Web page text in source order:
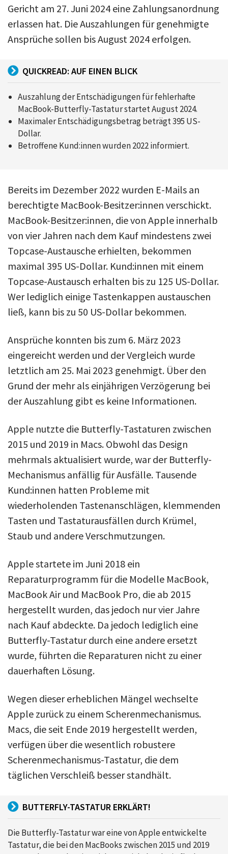
Gericht am 27. Juni 2024 eine Zahlungsanordnung
erlassen hat. Die Auszahlungen für genehmigte
Ansprüche sollen bis August 2024 erfolgen.
QUICKREAD: AUF EINEN BLICK
Auszahlung der Entschädigungen für fehlerhafte
MacBook-Butterfly-Tastatur startet August 2024.
Maximaler Entschädigungsbetrag beträgt 395 US-
Dollar.
Betroffene Kund:innen wurden 2022 informiert.
Bereits im Dezember 2022 wurden E-Mails an
berechtigte MacBook-Besitzer:innen verschickt.
MacBook-Besitzer:innen, die von Apple innerhalb
von vier Jahren nach dem Kauf mindestens zwei
Topcase-Austausche erhielten, bekommen
maximal 395 US-Dollar. Kund:innen mit einem
Topcase-Austausch erhalten bis zu 125 US-Dollar.
Wer lediglich einige Tastenkappen austauschen
ließ, kann bis zu 50 US-Dollar bekommen.
Ansprüche konnten bis zum 6. März 2023
eingereicht werden und der Vergleich wurde
letztlich am 25. Mai 2023 genehmigt. Über den
Grund der mehr als einjährigen Verzögerung bei
der Auszahlung gibt es keine Informationen.
Apple nutzte die Butterfly-Tastaturen zwischen
2015 und 2019 in Macs. Obwohl das Design
mehrmals aktualisiert wurde, war der Butterfly-
Mechanismus anfällig für Ausfälle. Tausende
Kund:innen hatten Probleme mit
wiederholenden Tastenanschlägen, klemmenden
Tasten und Tastaturausfällen durch Krümel,
Staub und andere Verschmutzungen.
Apple startete im Juni 2018 ein
Reparaturprogramm für die Modelle MacBook,
MacBook Air und MacBook Pro, die ab 2015
hergestellt wurden, das jedoch nur vier Jahre
nach Kauf abdeckte. Da jedoch lediglich eine
Butterfly-Tastatur durch eine andere ersetzt
wurde, führten die Reparaturen nicht zu einer
dauerhaften Lösung.
Wegen dieser erheblichen Mängel wechselte
Apple zurück zu einem Scherenmechanismus.
Macs, die seit Ende 2019 hergestellt werden,
verfügen über die wesentlich robustere
Scherenmechanismus-Tastatur, die dem
täglichen Verschleiß besser standhält.
BUTTERFLY-TASTATUR ERKLÄRT!
Die Butterfly-Tastatur war eine von Apple entwickelte
Tastatur, die bei den MacBooks zwischen 2015 und 2019